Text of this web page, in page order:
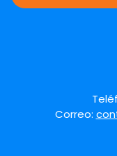
Correo: